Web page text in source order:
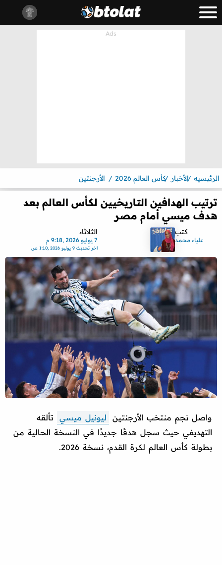
الرئيسيه الأخبار كأس العالم 2026 الأرجنتين
ترتيب الهدافين التاريخيين لكأس العالم بعد
هدف ميسي أمام مصر
كتب
علياء محمد
الثلاثاء
7 يوليو 2026 ,9:18 م
اخر تحديث9 يوليو 2026 ,1:10 ص
واصل نجم منتخب الأرجنتين ليونيل ميسي
تألقه
التهديفي حيث سجل هدفًا جديدًا في النسخة الحالية من
بطولة كأس العالم لكرة القدم، نسخة 2026.